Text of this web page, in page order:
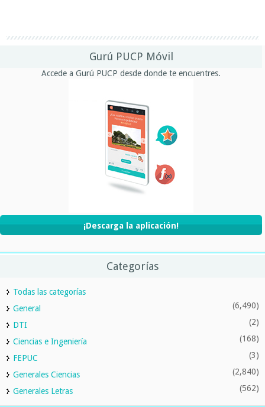
Gurú PUCP Móvil
Accede a Gurú PUCP desde donde te encuentres.
¡Descarga la aplicación!
Categorías
Todas las categorías
General
(6,490)
DTI (2)
Ciencias e Ingeniería (168)
FEPUC (3)
Generales Ciencias (2,840)
Generales Letras (562)